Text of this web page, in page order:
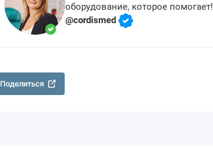
оборудование, которое помогает!
@cordismed
Поделиться